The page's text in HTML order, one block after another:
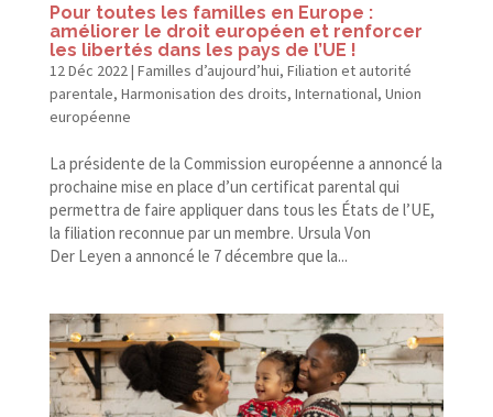
Pour toutes les familles en Europe :
améliorer le droit européen et renforcer
les libertés dans les pays de l’UE !
12 Déc 2022 | Familles d’aujourd’hui, Filiation et autorité
parentale, Harmonisation des droits, International, Union
européenne
La présidente de la Commission européenne a annoncé la
prochaine mise en place d’un certificat parental qui
permettra de faire appliquer dans tous les États de l’UE,
la filiation reconnue par un membre. Ursula Von
Der Leyen a annoncé le 7 décembre que la...